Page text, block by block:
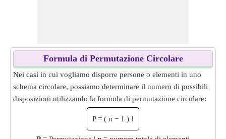
Formula di Permutazione Circolare
Nei casi in cui vogliamo disporre persone o elementi in uno
schema circolare, possiamo determinare il numero di possibili
disposizioni utilizzando la formula di permutazione circolare:
P = ( n − 1 ) !